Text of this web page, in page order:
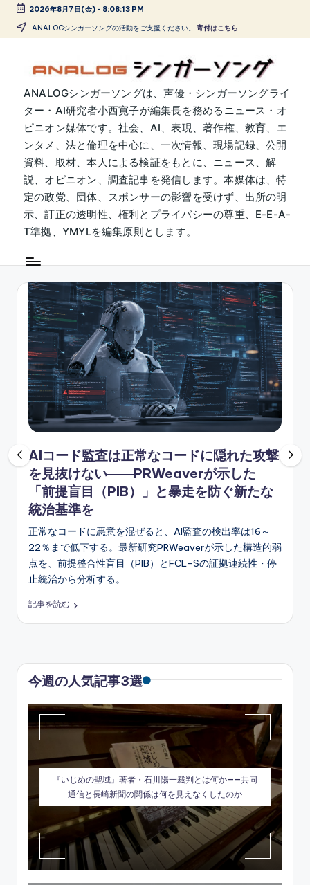
Skip
2026年8月7日(金)- 8:08:15 PM
ANALOGシンガーソングの活動をご支援ください。 寄付はこちら
A
N
A
L
O
G
シ
ン
ー
ソ
ン
グ
ANALOGシンガーソングは、声優・シンガーソングライ
ター・AI研究者小西寛子が編集長を務めるニュース・オ
ピニオン媒体です。社会、AI、表現、著作権、教育、エ
ンタメ、法と倫理を中心に、一次情報、現場記録、公開
資料、取材、本人による検証をもとに、ニュース、解
説、オピニオン、調査記事を発信します。本媒体は、特
定の政党、団体、スポンサーの影響を受けず、出所の明
示、訂正の透明性、権利とプライバシーの尊重、E-E-A-
T準拠、YMYLを編集原則とします。
AIコード監査は正常なコードに隠れた攻撃
を見抜けない――PRWeaverが示した
「前提盲目（PIB）」と暴走を防ぐ新たな
統治基準を
正常なコードに悪意を混ぜると、AI監査の検出率は16～
22％まで低下する。最新研究PRWeaverが示した構造的弱
点を、前提整合性盲目（PIB）とFCL-Sの証拠連続性・停
止統治から分析する。
記事を読む
今週の人気記事3選
『いじめの聖域』著者・石川陽一裁判とは何か——共同
通信と長崎新聞の関係は何を見えなくしたのか